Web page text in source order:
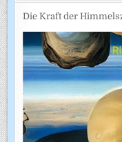
Die Kraft der